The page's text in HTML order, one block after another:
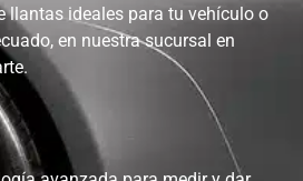
que llegas a
si algo
Todos
Además las
Muy
llantas ideales para tu vehículo o
en nuestra sucursal en